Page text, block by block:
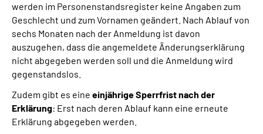
werden im Personenstandsregister keine Angaben zum
Geschlecht und zum Vornamen geändert. Nach Ablauf von
sechs Monaten nach der Anmeldung ist davon
auszugehen, dass die angemeldete Änderungserklärung
nicht abgegeben werden soll und die Anmeldung wird
gegenstandslos.
Zudem gibt es eine einjährige Sperrfrist nach der
Erklärung: Erst nach deren Ablauf kann eine erneute
Erklärung abgegeben werden.